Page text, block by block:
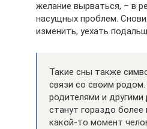
желание вырваться, – в
насущных проблем.
изменить, уехать
Такие сны также
связи со своим
родителями и другими
станут гораздо
какой-то момент